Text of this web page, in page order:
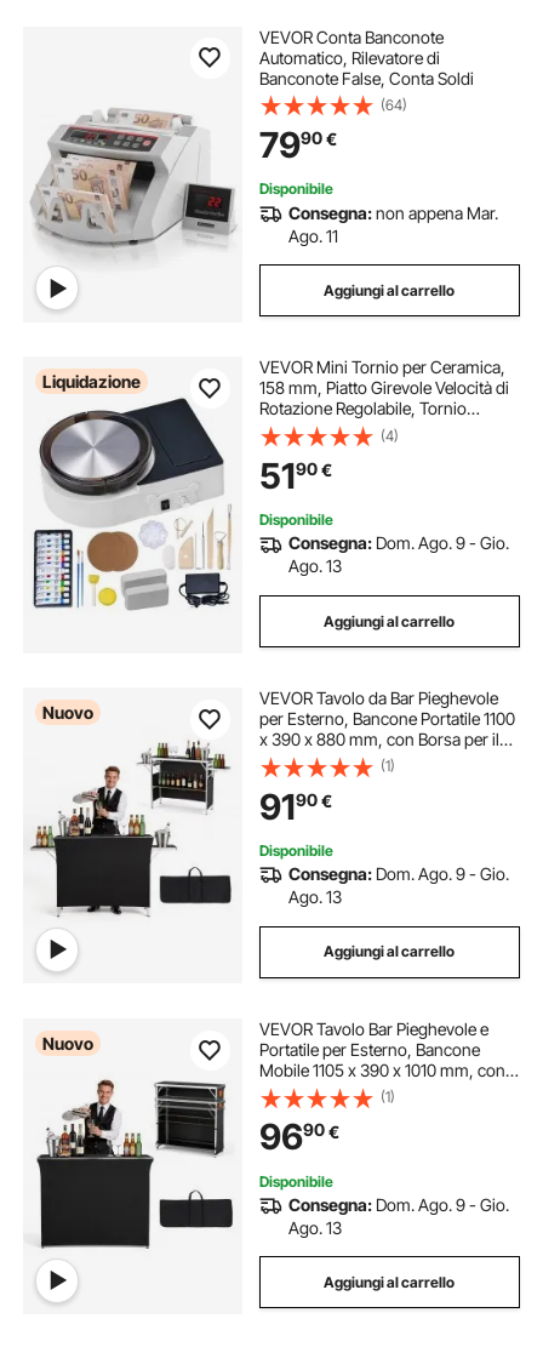
VEVOR Conta Banconote
Automatico, Rilevatore di
Banconote False, Conta Soldi
(64)
7990€
Disponibile
Consegna:non appena Mar.
Ago. 11
Aggiungi al carrello
Liquidazione
VEVOR Mini Tornio per Ceramica,
158 mm, Piatto Girevole Velocità di
Rotazione Regolabile, Tornio
Elettrico per Argilla con Strumenti
per Modellare l'Argilla, Adatto per
Corsi di Ceramica Fai-da-te
(4)
5190€
Disponibile
Consegna: Dom. Ago. 9 - Gio.
Ago. 13
Aggiungi al carrello
Nuovo
VEVOR Tavolo da Bar Pieghevole
per Esterno, Bancone Portatile 1100
x 390 x 880 mm, con Borsa per il
Trasporto, Ripiano Portaoggetti e
Tela Rimovibile, per Esposizione
Oggetti in Feste Eventi Mercati
(1)
9190€
Disponibile
Consegna: Dom. Ago. 9 - Gio.
Ago. 13
Aggiungi al carrello
Nuovo
VEVOR Tavolo Bar Pieghevole e
Portatile per Esterno, Bancone
Mobile 1105 x 390 x 1010 mm, con
Borsa per il Trasporto, 2 Ripiani
Portaoggetti e Tela Rimovibile, per
Mercatini Mostre Servizi in Fiera
(1)
9690€
Disponibile
Consegna: Dom. Ago. 9 - Gio.
Ago. 13
Aggiungi al carrello